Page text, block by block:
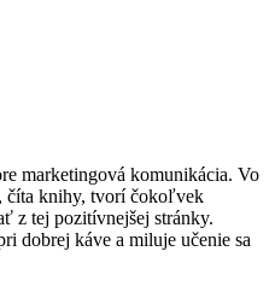
marketingová komunikácia. Vo
číta knihy, tvorí čokoľvek
z tej pozitívnejšej stránky.
dobrej káve a miluje učenie sa